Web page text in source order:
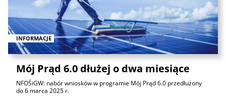
INFORMACJE
Mój Prąd 6.0 dłużej o dwa miesiące
NFOŚiGW: nabór wniosków w programie Mój Prąd 6.0 przedłużony
do 6 marca 2025 r.